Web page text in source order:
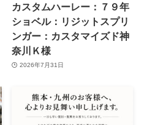
カスタムハーレー：７９年
ショベル：リジットスプリ
ンガー：カスタマイズド神
奈川Ｋ様
2026年7月31日